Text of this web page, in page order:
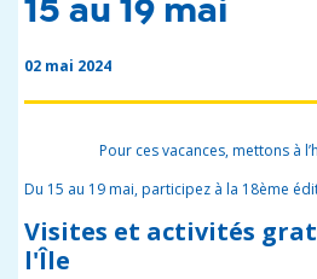
15 au 19 mai
02 mai 2024
Pour ces vacances, mettons à
Du 15 au 19 mai, participez à la 18ème
Visites et activités
l'Île